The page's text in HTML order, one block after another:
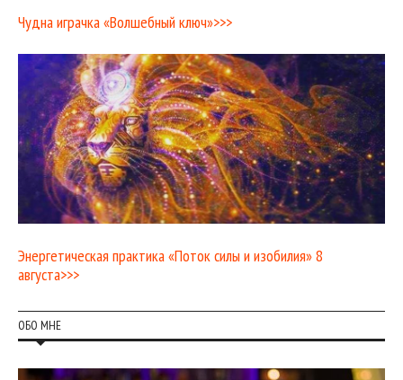
Чудна играчка «Волшебный ключ»>>>
Энергетическая практика «Поток силы и изобилия» 8
августа>>>
ОБО МНЕ